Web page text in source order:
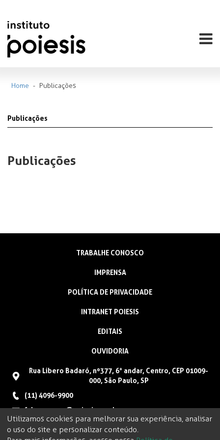
Home - Publicações
Publicações
Publicações
TRABALHE CONOSCO
IMPRENSA
POLÍTICA DE PRIVACIDADE
INTRANET POIESIS
EDITAIS
OUVIDORIA
Rua Libero Badaró, nº377, 6° andar, Centro, CEP 01009-
000, São Paulo, SP
(11) 4096-9900
faleconosco@poiesis.org.br
Utilizamos cookies para melhorar sua experiência, analisar
o uso do site e personalizar conteúdo.